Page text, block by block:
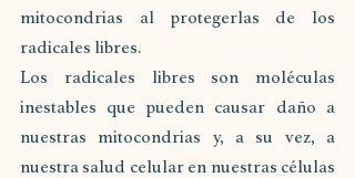
mitocondrias al protegerlas de los
radicales libres.
Los radicales libres son moléculas
inestables que pueden causar daño a
nuestras mitocondrias y, a su vez, a
nuestra salud celular en nuestras células